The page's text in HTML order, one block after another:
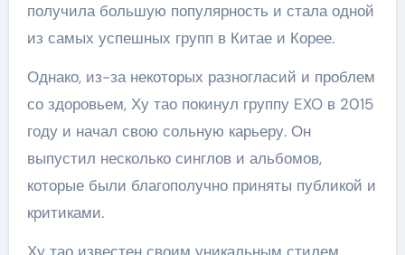
получила большую популярность и стала одной
из самых успешных групп в Китае и Корее.
Однако, из-за некоторых разногласий и проблем
со здоровьем, Ху тао покинул группу EXO в 2015
году и начал свою сольную карьеру. Он
выпустил несколько синглов и альбомов,
которые были благополучно приняты публикой и
критиками.